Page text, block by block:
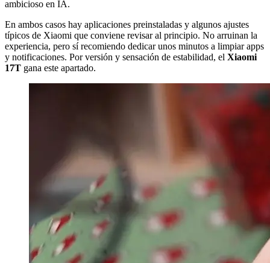
ambicioso en IA.
En ambos casos hay aplicaciones preinstaladas y algunos ajustes
típicos de Xiaomi que conviene revisar al principio. No arruinan la
experiencia, pero sí recomiendo dedicar unos minutos a limpiar apps
y notificaciones. Por versión y sensación de estabilidad, el Xiaomi
17T gana este apartado.